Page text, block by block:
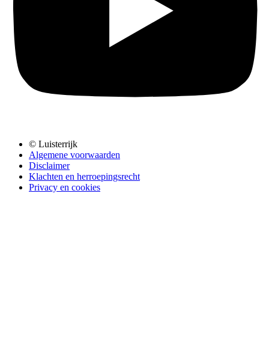
© Luisterrijk
Algemene voorwaarden
Disclaimer
Klachten en herroepingsrecht
Privacy en cookies